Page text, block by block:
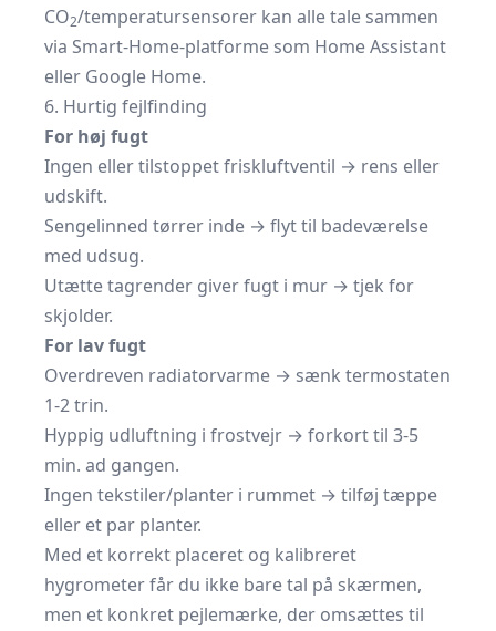
CO2/temperatursensorer kan alle tale sammen
via Smart-Home-platforme som Home Assistant
eller Google Home.
6. Hurtig fejlfinding
For høj fugt
Ingen eller tilstoppet friskluftventil → rens eller
udskift.
Sengelinned tørrer inde → flyt til badeværelse
med udsug.
Utætte tagrender giver fugt i mur → tjek for
skjolder.
For lav fugt
Overdreven radiatorvarme → sænk termostaten
1-2 trin.
Hyppig udluftning i frostvejr → forkort til 3-5
min. ad gangen.
Ingen tekstiler/planter i rummet → tilføj tæppe
eller et par planter.
Med et korrekt placeret og kalibreret
hygrometer får du ikke bare tal på skærmen,
men et konkret pejlemærke, der omsættes til